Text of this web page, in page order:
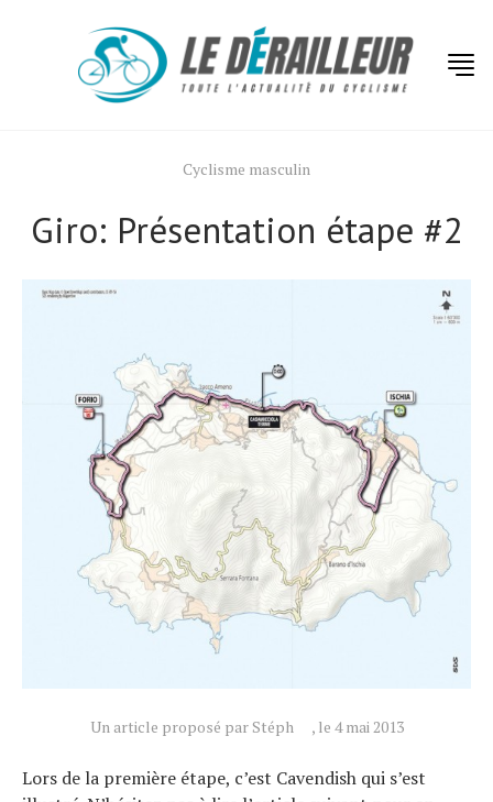
Cyclisme masculin
Giro: Présentation étape #2
Un article proposé par Stéph , le 4 mai 2013
Lors de la première étape, c’est Cavendish qui s’est
Conseils
À propos